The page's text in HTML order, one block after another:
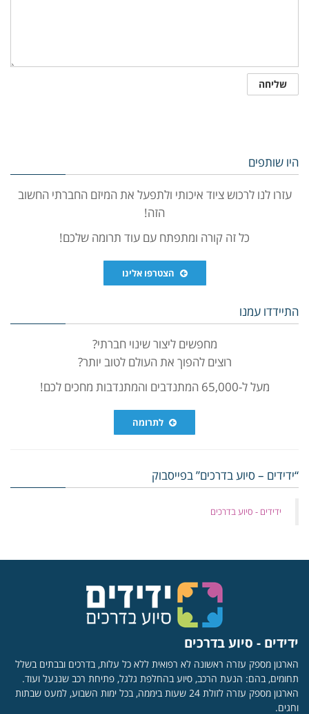
היו שותפים
עזרו לנו לרכוש ציוד איכותי ולתפעל את המיזם החברתי החשוב
הזה!
כל זה קורה ומתפתח עם עוד תרומה שלכם!
הצטרפו אלינו
התיידדו עמנו
מחפשים ליצור שינוי חברתי?
רוצים להפוך את העולם לטוב יותר?
מעל ל-65,000 המתנדבים והמתנדבות מחכים לכם!
לתרומה
“ידידים – סיוע בדרכים” בפייסבוק
‏ידידים - סיוע בדרכים
ידידים - סיוע בדרכים
הארגון מספק עזרה ראשונה לא רפואית ללא כל עלות, בדרכים ובבתים בשלל
תחומים, בהם: הנעת הרכב, סיוע בהחלפת גלגל, פתיחת רכב שננעל ועוד.
הארגון מספק עזרה לזולת 24 שעות ביממה, בכל ימות השבוע, למעט שבתות
וחגים.